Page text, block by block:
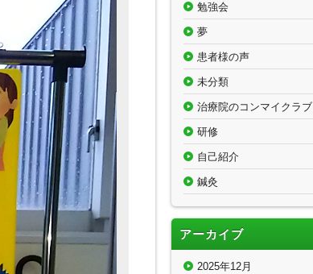
勉強会
夢
患者様の声
未分類
治療院のコンマイクラブ
研修
自己紹介
鍼灸
アーカイブ
2025年12月